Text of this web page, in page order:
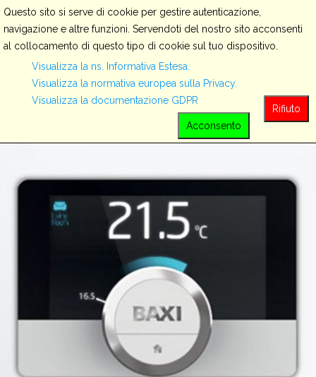
Servizi
View all
Questo sito si serve di cookie per gestire autenticazione,
navigazione e altre funzioni. Servendoti del nostro sito acconsenti
al collocamento di questo tipo di cookie sul tuo dispositivo.
Visualizza la ns. Informativa Estesa.
Visualizza la normativa europea sulla Privacy.
Visualizza la documentazione GDPR
Rifiuto
Acconsento